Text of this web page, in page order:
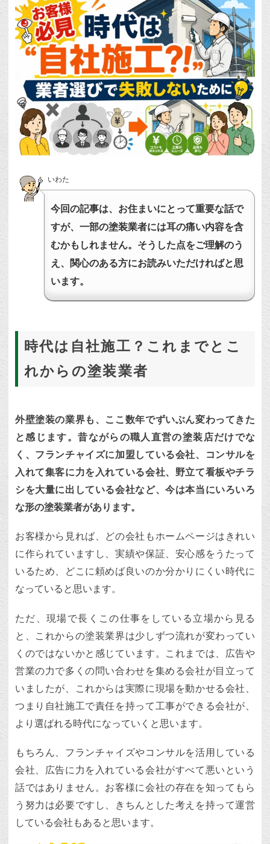
いわた
今回の記事は、お住まいにとって重要な話で
すが、一部の塗装業者には耳の痛い内容を含
むかもしれません。そうした点をご理解のう
え、関心のある方にお読みいただければと思
います。
時代は自社施工？これまでとこ
れからの塗装業者
外壁塗装の業界も、ここ数年でずいぶん変わってきた
と感じます。昔ながらの職人直営の塗装店だけでな
く、フランチャイズに加盟している会社、コンサルを
入れて集客に力を入れている会社、野立て看板やチラ
シを大量に出している会社など、今は本当にいろいろ
な形の塗装業者があります。
お客様から見れば、どの会社もホームページはきれい
に作られていますし、実績や保証、安心感をうたって
いるため、どこに頼めば良いのか分かりにくい時代に
なっていると思います。
ただ、現場で長くこの仕事をしている立場から見る
と、これからの塗装業界は少しずつ流れが変わってい
くのではないかと感じています。これまでは、広告や
営業の力で多くの問い合わせを集める会社が目立って
いましたが、これからは実際に現場を動かせる会社、
つまり自社施工で責任を持って工事ができる会社が、
より選ばれる時代になっていくと思います。
もちろん、フランチャイズやコンサルを活用している
会社、広告に力を入れている会社がすべて悪いという
話ではありません。お客様に会社の存在を知ってもら
う努力は必要ですし、きちんとした考えを持って運営
している会社もあると思います。